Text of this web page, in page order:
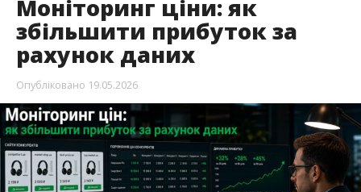
Моніторинг ціни: як
збільшити прибуток за
рахунок даних
Опубліковано 19.05.2026